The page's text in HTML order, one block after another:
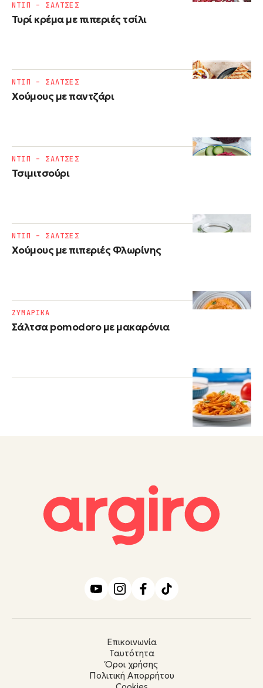
Τυρί κρέμα με πιπεριές τσίλι
ΝΤΙΠ – ΣΑΛΤΣΕΣ
Χούμους με παντζάρι
ΝΤΙΠ – ΣΑΛΤΣΕΣ
Τσιμιτσούρι
ΝΤΙΠ – ΣΑΛΤΣΕΣ
Χούμους με πιπεριές Φλωρίνης
ΝΤΙΠ – ΣΑΛΤΣΕΣ
Σάλτσα pomodoro με μακαρόνια
ΖΥΜΑΡΙΚΑ
Επικοινωνία
Ταυτότητα
Όροι χρήσης
Πολιτική Απορρήτου